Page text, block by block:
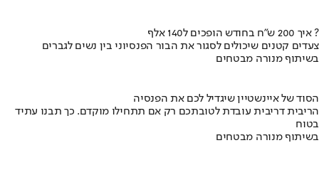
איך 200 ש"ח בחודש הופכים ל140 אלף ?
צעדים קטנים שיכולים לסגור את הבור הפנסיוני בין נשים לגברים
בשיתוף מנורה מבטחים
הסוד של איינשטיין שיגדיל לכם את הפנסיה
הריבית דריבית עובדת לטובתכם רק אם תתחילו מוקדם. כך תבנו עתיד
בטוח
בשיתוף מנורה מבטחים